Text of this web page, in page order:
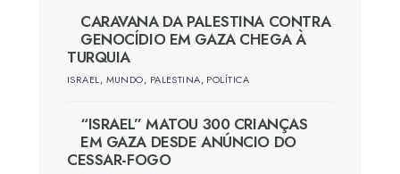
CARAVANA DA PALESTINA CONTRA
GENOCÍDIO EM GAZA CHEGA À
TURQUIA
ISRAEL, MUNDO, PALESTINA, POLÍTICA
“ISRAEL” MATOU 300 CRIANÇAS
EM GAZA DESDE ANÚNCIO DO
CESSAR-FOGO